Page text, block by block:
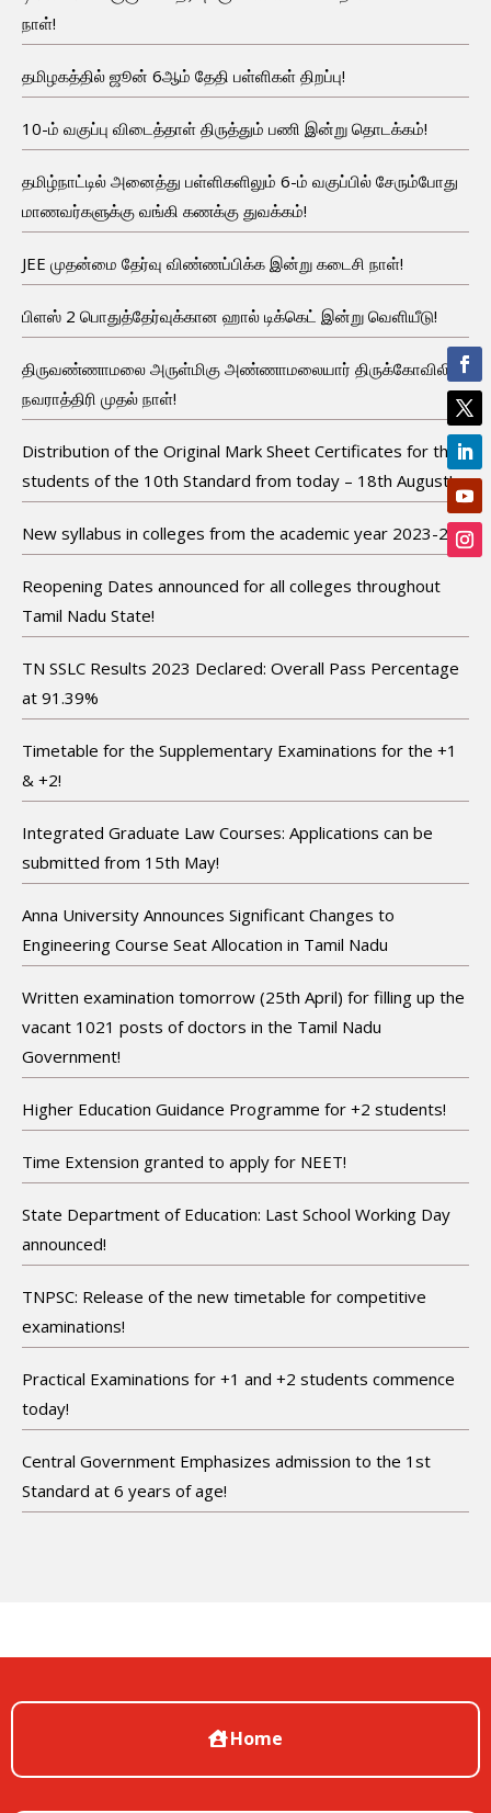
நாள்!
தமிழகத்தில் ஜூன் 6ஆம் தேதி பள்ளிகள் திறப்பு!
10-ம் வகுப்பு விடைத்தாள் திருத்தும் பணி இன்று தொடக்கம்!
தமிழ்நாட்டில் அனைத்து பள்ளிகளிலும் 6-ம் வகுப்பில் சேரும்போது
மாணவர்களுக்கு வங்கி கணக்கு துவக்கம்!
JEE முதன்மை தேர்வு விண்ணப்பிக்க இன்று கடைசி நாள்!
பிளஸ் 2 பொதுத்தேர்வுக்கான ஹால் டிக்கெட் இன்று வெளியீடு!
திருவண்ணாமலை அருள்மிகு அண்ணாமலையார் திருக்கோவிலில்
நவராத்திரி முதல் நாள்!
Distribution of the Original Mark Sheet Certificates for the
students of the 10th Standard from today – 18th August!
New syllabus in colleges from the academic year 2023-24!
Reopening Dates announced for all colleges throughout
Tamil Nadu State!
TN SSLC Results 2023 Declared: Overall Pass Percentage
at 91.39%
Timetable for the Supplementary Examinations for the +1
& +2!
Integrated Graduate Law Courses: Applications can be
submitted from 15th May!
Anna University Announces Significant Changes to
Engineering Course Seat Allocation in Tamil Nadu
Written examination tomorrow (25th April) for filling up the
vacant 1021 posts of doctors in the Tamil Nadu
Government!
Higher Education Guidance Programme for +2 students!
Time Extension granted to apply for NEET!
State Department of Education: Last School Working Day
announced!
TNPSC: Release of the new timetable for competitive
examinations!
Practical Examinations for +1 and +2 students commence
today!
Central Government Emphasizes admission to the 1st
Standard at 6 years of age!
Home